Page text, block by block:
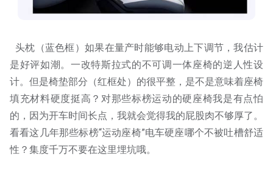
头枕（蓝色框）如果在量产时能够电动上下调节，我估计
是好评如潮。一改特斯拉式的不可调一体座椅的逆人性设
计。但是椅垫部分（红框处）的很平整，是不是意味着座椅
填充材料硬度挺高？对那些标榜运动的硬座椅我是有点怕
的，因为开车时间长点，我就会觉得我的屁股肉不够厚了。
看看这几年那些标榜“运动座椅”电车硬座哪个不被吐槽舒适
性？集度千万不要在这里埋坑哦。